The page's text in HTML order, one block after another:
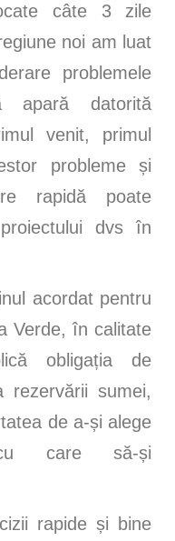
câte 3 zile
noi am luat
problemele
apară datorită
venit, primul
probleme și
rapidă poate
dvs în
acordat pentru
Verde, în calitate
obligația de
rezervării sumei,
de a-și alege
care să-și
rapide și bine